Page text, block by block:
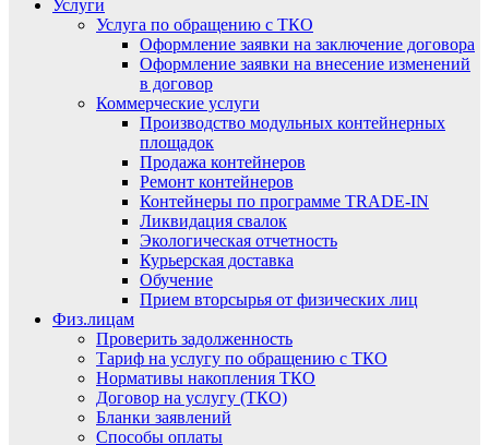
Услуги
Услуга по обращению с ТКО
Оформление заявки на заключение договора
Оформление заявки на внесение изменений
в договор
Коммерческие услуги
Производство модульных контейнерных
площадок
Продажа контейнеров
Ремонт контейнеров
Контейнеры по программе TRADE-IN
Ликвидация свалок
Экологическая отчетность
Курьерская доставка
Обучение
Прием вторсырья от физических лиц
Физ.лицам
Проверить задолженность
Тариф на услугу по обращению с ТКО
Нормативы накопления ТКО
Договор на услугу (ТКО)
Бланки заявлений
Способы оплаты